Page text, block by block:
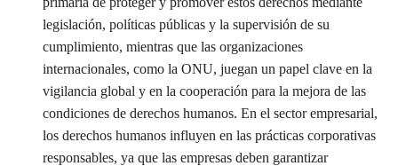
legislación, políticas públicas y la supervisión de su
cumplimiento, mientras que las organizaciones
internacionales, como la ONU, juegan un papel clave en la
vigilancia global y en la cooperación para la mejora de las
condiciones de derechos humanos. En el sector empresarial,
los derechos humanos influyen en las prácticas corporativas
responsables, ya que las empresas deben garantizar